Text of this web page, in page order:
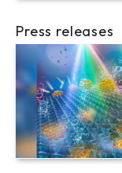
Press releases